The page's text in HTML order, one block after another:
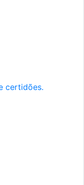
certidões.